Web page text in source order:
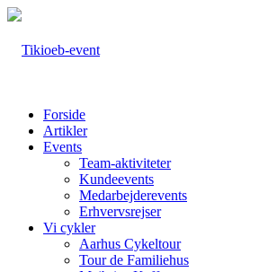
Forside
Artikler
Events
Team-aktiviteter
Kundeevents
Medarbejderevents
Erhvervsrejser
Vi cykler
Aarhus Cykeltour
Tour de Familiehus